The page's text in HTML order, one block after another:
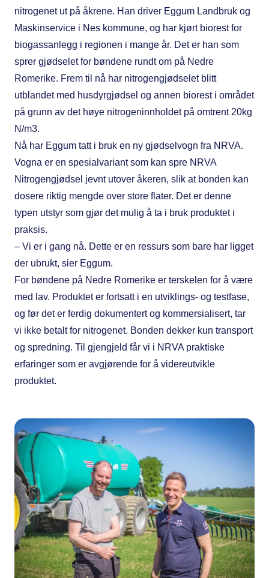
nitrogenet ut på åkrene. Han driver Eggum Landbruk og
Maskinservice i Nes kommune, og har kjørt biorest for
biogassanlegg i regionen i mange år. Det er han som
sprer gjødselet for bøndene rundt om på Nedre
Romerike. Frem til nå har nitrogengjødselet blitt
utblandet med husdyrgjødsel og annen biorest i området
på grunn av det høye nitrogeninnholdet på omtrent 20kg
N/m3.
Nå har Eggum tatt i bruk en ny gjødselvogn fra NRVA.
Vogna er en spesialvariant som kan spre NRVA
Nitrogengjødsel jevnt utover åkeren, slik at bonden kan
dosere riktig mengde over store flater. Det er denne
typen utstyr som gjør det mulig å ta i bruk produktet i
praksis.
– Vi er i gang nå. Dette er en ressurs som bare har ligget
der ubrukt, sier Eggum.
For bøndene på Nedre Romerike er terskelen for å være
med lav. Produktet er fortsatt i en utviklings- og testfase,
og før det er ferdig dokumentert og kommersialisert, tar
vi ikke betalt for nitrogenet. Bonden dekker kun transport
og spredning. Til gjengjeld får vi i NRVA praktiske
erfaringer som er avgjørende for å videreutvikle
produktet.